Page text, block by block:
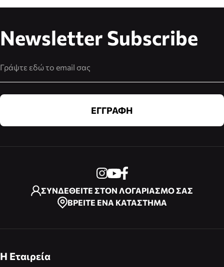
Newsletter Subscribe
ΕΓΓΡΑΦΗ
ΣΥΝΔΕΘΕΙΤΕ ΣΤΟΝ ΛΟΓΑΡΙΑΣΜΟ ΣΑΣ
ΒΡΕΙΤΕ ΕΝΑ ΚΑΤΑΣΤΗΜΑ
Η Εταιρεία